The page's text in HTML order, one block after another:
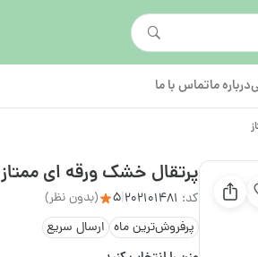
درباره ماتماس با ما
پرتقال خشک ورقه ای ممتاز
کد: 202101481
|
5
(بدون نظر)
پرفروش‌ترین ماه ارسال سریع